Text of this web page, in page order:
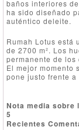
baños interiores
ha sido diseñado
auténtico deleite.
Rumah Lotus está
de 2700 m². Los
permanente de los
El mejor momento
pone justo frente
Nota media sobre
5
Recientes